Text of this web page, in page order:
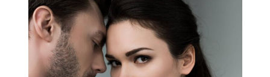
lo padecen